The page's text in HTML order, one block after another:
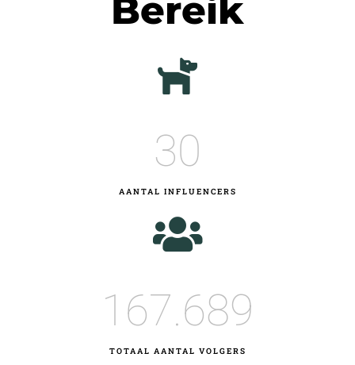
Bereik
AANTAL INFLUENCERS
30
TOTAAL AANTAL VOLGERS
167.689